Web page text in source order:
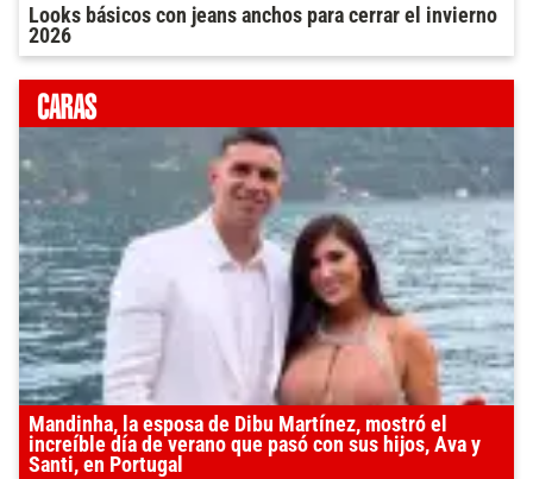
Looks básicos con jeans anchos para cerrar el invierno
2026
Mandinha, la esposa de Dibu Martínez, mostró el
increíble día de verano que pasó con sus hijos, Ava y
Santi, en Portugal